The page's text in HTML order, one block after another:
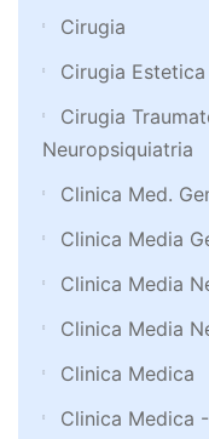
Cirugia
Cirugia Estetica
Cirugia
Neuropsiquiatria
Clinica Med.
Clinica Media
Clinica Media
Clinica Media
Clinica Medica
Clinica Medica